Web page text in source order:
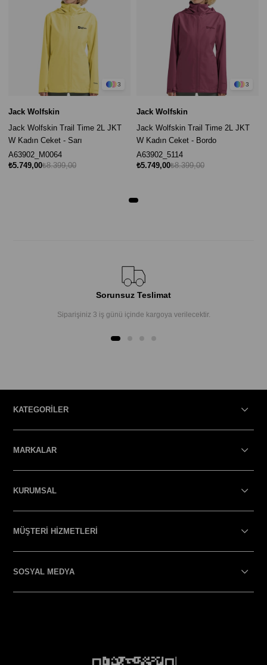
3
Jack Wolfskin
Jack Wolfskin Trail Time 2L JKT
W Kadın Ceket - Sarı
A63902_M0064
₺5.749,00₺8.399,00
3
Jack Wolfskin
Jack Wolfskin Trail Time 2L JKT
W Kadın Ceket - Bordo
A63902_5114
₺5.749,00₺8.399,00
Sorunsuz Teslimat
Siparişiniz 3 iş günü içinde kargoya verilecektir.
KATEGORİLER
MARKALAR
KURUMSAL
MÜŞTERİ HİZMETLERİ
SOSYAL MEDYA